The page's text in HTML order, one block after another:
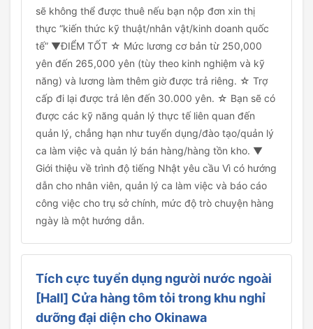
sẽ không thể được thuê nếu bạn nộp đơn xin thị
thực “kiến thức kỹ thuật/nhân vật/kinh doanh quốc
tế” ▼ĐIỂM TỐT ☆ Mức lương cơ bản từ 250,000
yên đến 265,000 yên (tùy theo kinh nghiệm và kỹ
năng) và lương làm thêm giờ được trả riêng. ☆ Trợ
cấp đi lại được trả lên đến 30.000 yên. ☆ Bạn sẽ có
được các kỹ năng quản lý thực tế liên quan đến
quản lý, chẳng hạn như tuyển dụng/đào tạo/quản lý
ca làm việc và quản lý bán hàng/hàng tồn kho. ▼
Giới thiệu về trình độ tiếng Nhật yêu cầu Vì có hướng
dẫn cho nhân viên, quản lý ca làm việc và báo cáo
công việc cho trụ sở chính, mức độ trò chuyện hàng
ngày là một hướng dẫn.
Tích cực tuyển dụng người nước ngoài
[Hall] Cửa hàng tôm tỏi trong khu nghỉ
dưỡng đại diện cho Okinawa